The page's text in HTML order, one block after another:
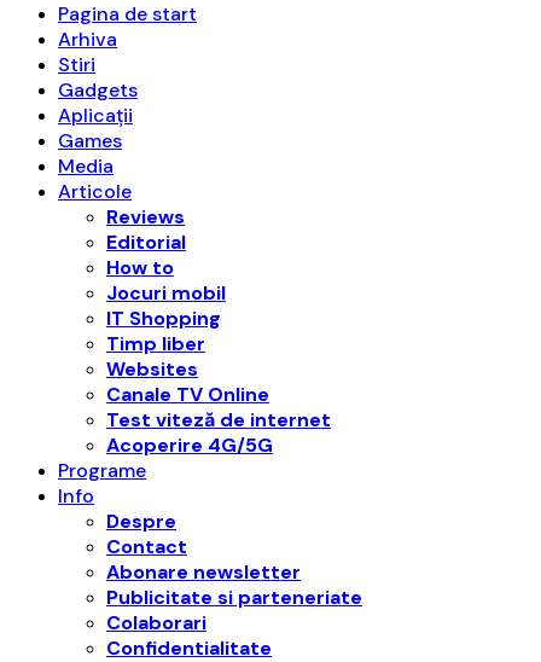
Pagina de start
Arhiva
Stiri
Gadgets
Aplicații
Games
Media
Articole
Reviews
Editorial
How to
Jocuri mobil
IT Shopping
Timp liber
Websites
Canale TV Online
Test viteză de internet
Acoperire 4G/5G
Programe
Info
Despre
Contact
Abonare newsletter
Publicitate si parteneriate
Colaborari
Confidentialitate